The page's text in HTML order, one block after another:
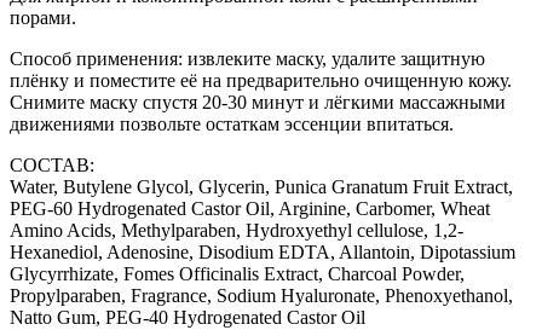
порами.
Способ применения: извлеките маску, удалите защитную
плёнку и поместите её на предварительно очищенную кожу.
Снимите маску спустя 20-30 минут и лёгкими массажными
движениями позвольте остаткам эссенции впитаться.
СОСТАВ:
Water, Butylene Glycol, Glycerin, Punica Granatum Fruit Extract,
PEG-60 Hydrogenated Castor Oil, Arginine, Carbomer, Wheat
Amino Acids, Methylparaben, Hydroxyethyl cellulose, 1,2-
Hexanediol, Adenosine, Disodium EDTA, Allantoin, Dipotassium
Glycyrrhizate, Fomes Officinalis Extract, Charcoal Powder,
Propylparaben, Fragrance, Sodium Hyaluronate, Phenoxyethanol,
Natto Gum, PEG-40 Hydrogenated Castor Oil